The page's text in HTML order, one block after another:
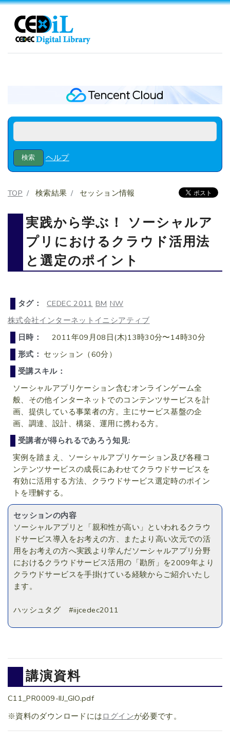
ヘルプ
TOP 検索結果 セッション情報
実践から学ぶ！ ソーシャルア
プリにおけるクラウド活用法
と選定のポイント
タグ： CEDEC 2011 BM NW
株式会社インターネットイニシアティブ
日時：
2011年09月08日(木)13時30分〜14時30分
形式： セッション（60分）
受講スキル：
ソーシャルアプリケーション含むオンラインゲーム全
般、その他インターネットでのコンテンツサービスを計
画、提供している事業者の方。主にサービス基盤の企
画、調達、設計、構築、運用に携わる方。
受講者が得られるであろう知見:
実例を踏まえ、ソーシャルアプリケーション及び各種コ
ンテンツサービスの成長にあわせてクラウドサービスを
有効に活用する方法、クラウドサービス選定時のポイン
トを理解する。
セッションの内容
ソーシャルアプリと「親和性が高い」といわれるクラウ
ドサービス導入をお考えの方、またより高い次元での活
用をお考えの方へ実践より学んだソーシャルアプリ分野
におけるクラウドサービス活用の「勘所」を2009年より
クラウドサービスを手掛けている経験からご紹介いたし
ます。
ハッシュタグ #iijcedec2011
講演資料
C11_PR0009-IIJ_GIO.pdf
※資料のダウンロードには ログインが必要です。